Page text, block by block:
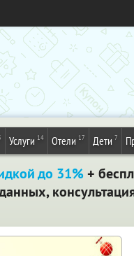
Услуги 14 Отели 17 Дети 7
до 31%+